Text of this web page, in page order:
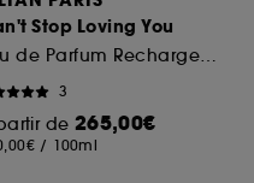
Stop Loving You
3
de 265,00€
/ 100ml